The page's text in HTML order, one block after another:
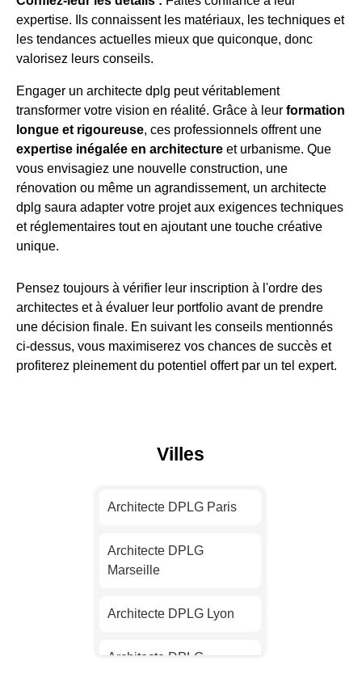
expertise. Ils connaissent les matériaux, les techniques et
les tendances actuelles mieux que quiconque, donc
valorisez leurs conseils.
Engager un architecte dplg peut véritablement
transformer votre vision en réalité. Grâce à leur formation
longue et rigoureuse, ces professionnels offrent une
expertise inégalée en architecture et urbanisme. Que
vous envisagiez une nouvelle construction, une
rénovation ou même un agrandissement, un architecte
dplg saura adapter votre projet aux exigences techniques
et réglementaires tout en ajoutant une touche créative
unique.
Pensez toujours à vérifier leur inscription à l'ordre des
architectes et à évaluer leur portfolio avant de prendre
une décision finale. En suivant les conseils mentionnés
ci-dessus, vous maximiserez vos chances de succès et
profiterez pleinement du potentiel offert par un tel expert.
Villes
Architecte DPLG Paris
Architecte DPLG
Marseille
Architecte DPLG Lyon
Architecte DPLG